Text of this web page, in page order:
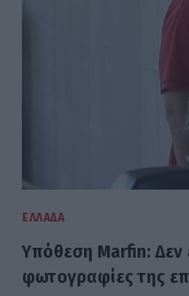
ΕΛΛΆΔΑ
Υπόθεση Marfin: Δεν
φωτογραφίες της